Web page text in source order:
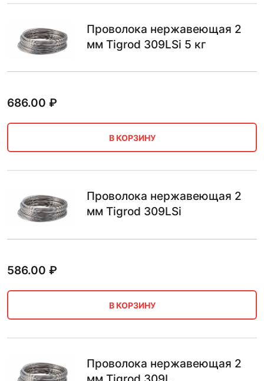
Проволока нержавеющая 2
мм Tigrod 309LSi 5 кг
686.00 ₽
В КОРЗИНУ
Проволока нержавеющая 2
мм Tigrod 309LSi
586.00 ₽
В КОРЗИНУ
Проволока нержавеющая 2